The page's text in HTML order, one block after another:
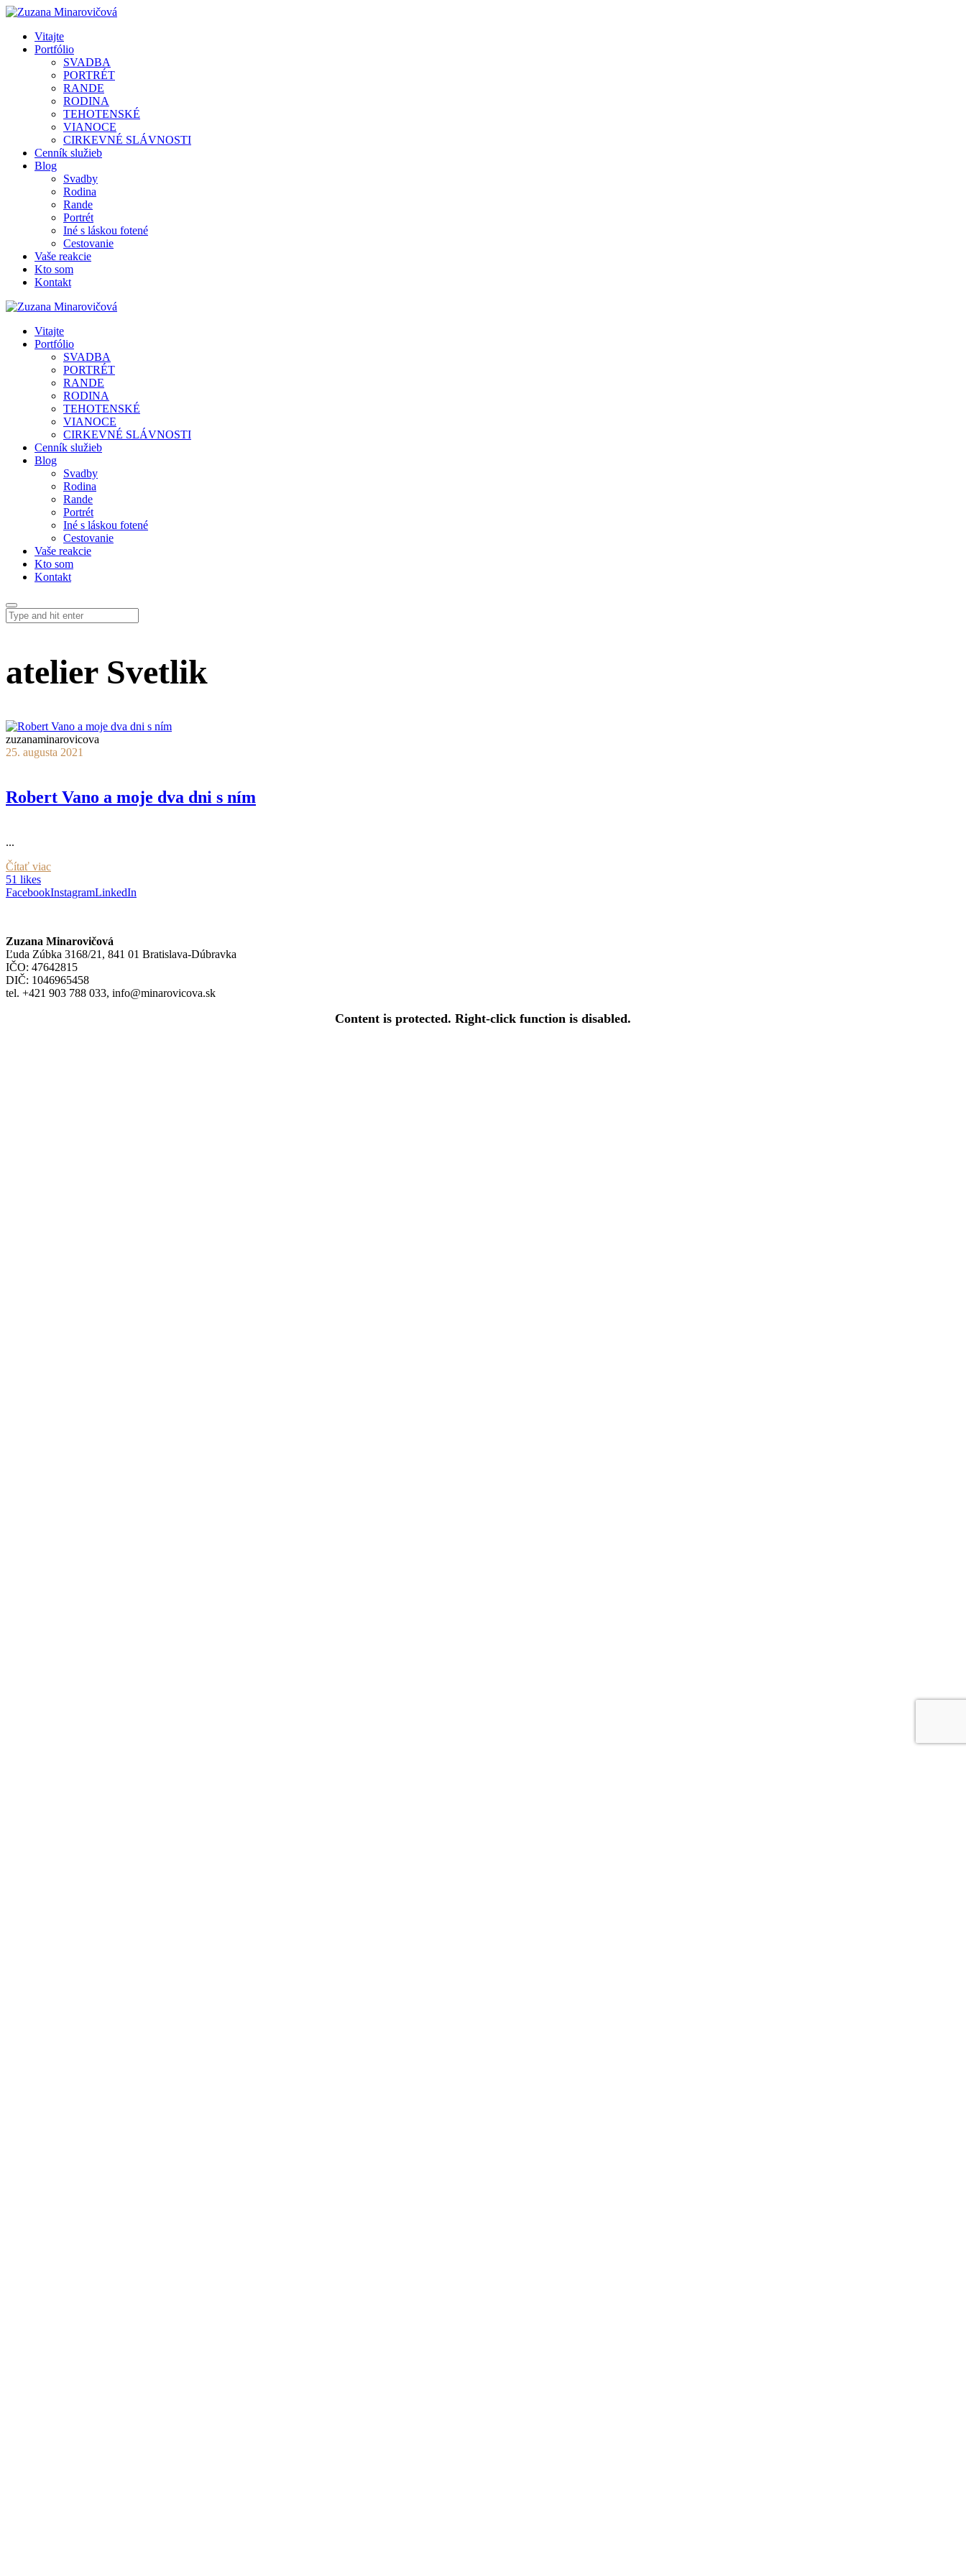
Vitajte
Portfólio
SVADBA
PORTRÉT
RANDE
RODINA
TEHOTENSKÉ
VIANOCE
CIRKEVNÉ SLÁVNOSTI
Cenník služieb
Blog
Svadby
Rodina
Rande
Portrét
Iné s láskou fotené
Cestovanie
Vaše reakcie
Kto som
Kontakt
Vitajte
Portfólio
SVADBA
PORTRÉT
RANDE
RODINA
TEHOTENSKÉ
VIANOCE
CIRKEVNÉ SLÁVNOSTI
Cenník služieb
Blog
Svadby
Rodina
Rande
Portrét
Iné s láskou fotené
Cestovanie
Vaše reakcie
Kto som
Kontakt
atelier Svetlik
zuzanaminarovicova
25. augusta 2021
Robert Vano a moje dva dni s ním
...
Čítať viac
51 likes
FacebookInstagramLinkedIn
Zuzana Minarovičová
Ľuda Zúbka 3168/21, 841 01 Bratislava-Dúbravka
IČO: 47642815
DIČ: 1046965458
tel. +421 903 788 033, info@minarovicova.sk
Content is protected. Right-click function is disabled.